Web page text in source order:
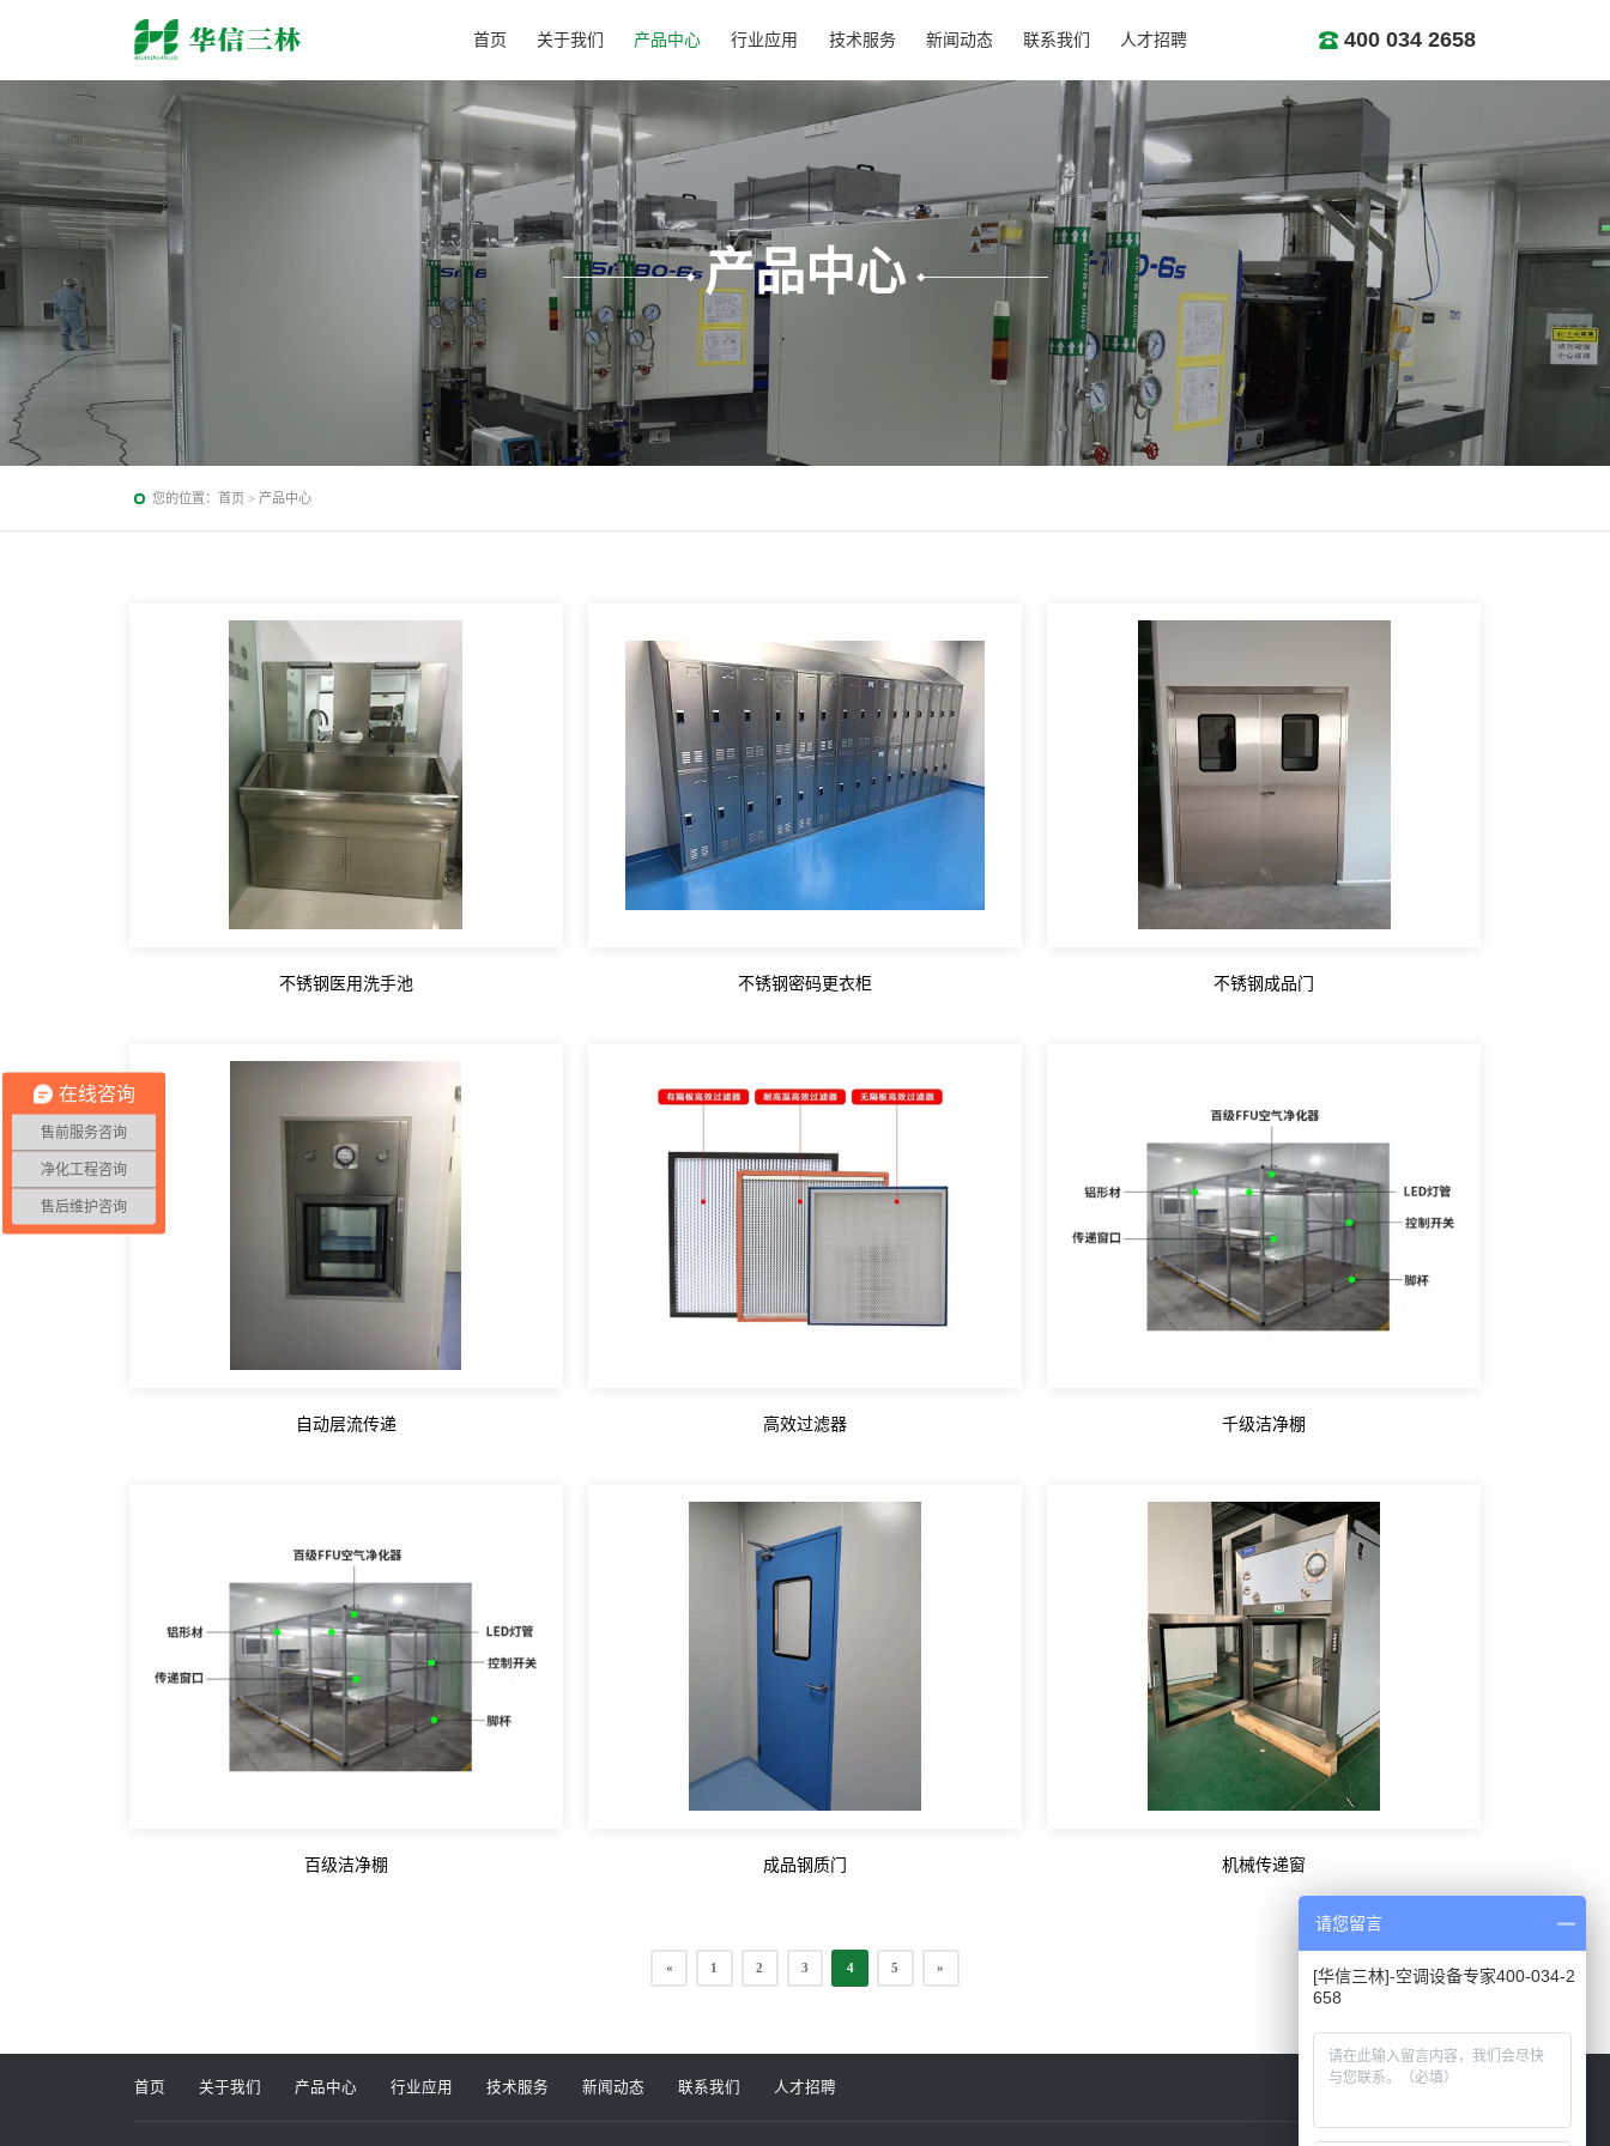
首页 关于我们 产品中心 行业应用 技术服务 新闻动态 联系我们 人才招聘 400 034 2658
产品中心
您的位置： 首页> 产品中心
不锈钢医用洗手池 不锈钢密码更衣柜 不锈钢成品门
自动层流传递 高效过滤器 千级洁净棚
百级洁净棚 成品钢质门 机械传递窗
« 1 2 3 4 5 »
首页 关于我们 产品中心 行业应用 技术服务 新闻动态 联系我们 人才招聘
在线咨询
售前服务咨询
净化工程咨询
售后维护咨询
请您留言
[华信三林]-空调设备专家400-034-2
658